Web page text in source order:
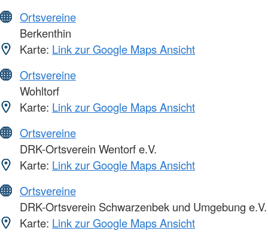
Ortsvereine
Berkenthin
Karte: Link zur Google Maps Ansicht
Ortsvereine
Wohltorf
Karte: Link zur Google Maps Ansicht
Ortsvereine
DRK-Ortsverein Wentorf e.V.
Karte: Link zur Google Maps Ansicht
Ortsvereine
DRK-Ortsverein Schwarzenbek und Umgebung e.V.
Karte: Link zur Google Maps Ansicht